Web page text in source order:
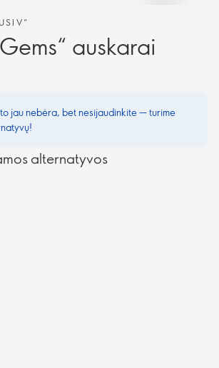
auskarai
jau nebėra, bet nesijaudinkite — turime
alternatyvos